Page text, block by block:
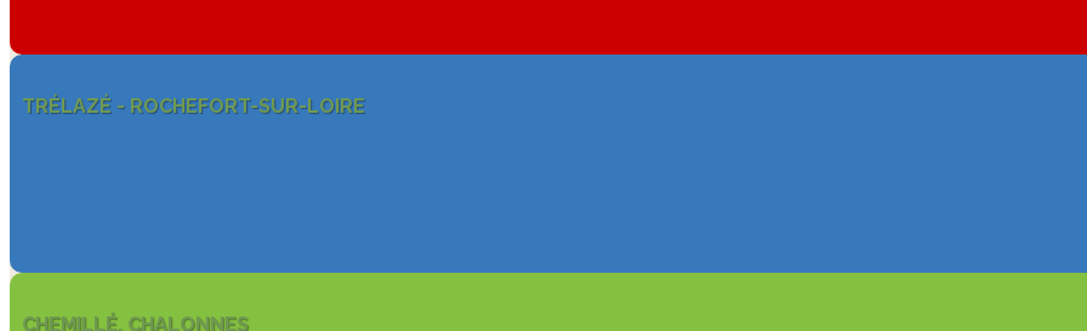
TRÉLAZÉ - ROCHEFORT-SUR-LOIRE
CHEMILLÉ, CHALONNES